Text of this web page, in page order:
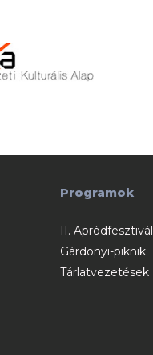
Programok
II. Apródfesztivál
Gárdonyi-piknik
Tárlatvezetések